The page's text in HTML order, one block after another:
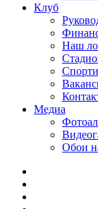
Клуб
Наш
Медиа
Обои